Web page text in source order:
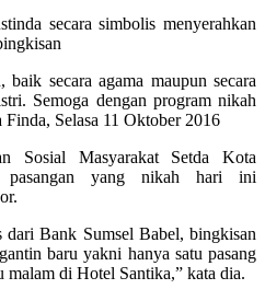
secara simbolis menyerahkan
secara agama maupun secara
Semoga dengan program nikah
Finda, Selasa 11 Oktober 2016
Sosial Masyarakat Setda Kota
pasangan yang nikah hari ini
dari Bank Sumsel Babel, bingkisan
baru yakni hanya satu pasang
malam di Hotel Santika,” kata dia.